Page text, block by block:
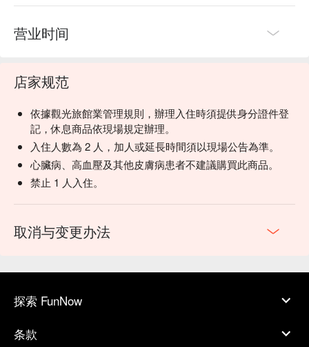
营业时间
店家规范
依據觀光旅館業管理規則，辦理入住時須提供身分證件登
記，休息商品依現場規定辦理。
入住人數為 2 人，加人或延長時間須以現場公告為準。
心臟病、高血壓及其他皮膚病患者不建議購買此商品。
禁止 1 人入住。
取消与变更办法
探索 FunNow
条款